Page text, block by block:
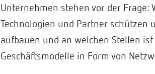
Unternehmen stehen vor der Frage:
Technologien und Partner schützen
aufbauen und an welchen Stellen
Geschäftsmodelle in Form von